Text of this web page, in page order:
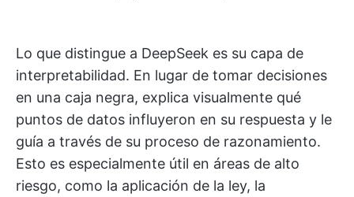
Lo que distingue a DeepSeek es su capa de
interpretabilidad. En lugar de tomar decisiones
en una caja negra, explica visualmente qué
puntos de datos influyeron en su respuesta y le
guía a través de su proceso de razonamiento.
Esto es especialmente útil en áreas de alto
riesgo, como la aplicación de la ley, la